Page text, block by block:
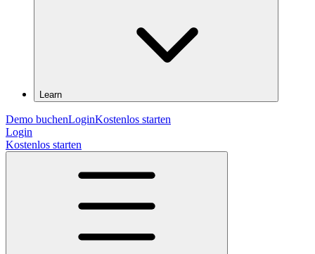
Learn
Demo buchenLoginKostenlos starten
Login
Kostenlos starten